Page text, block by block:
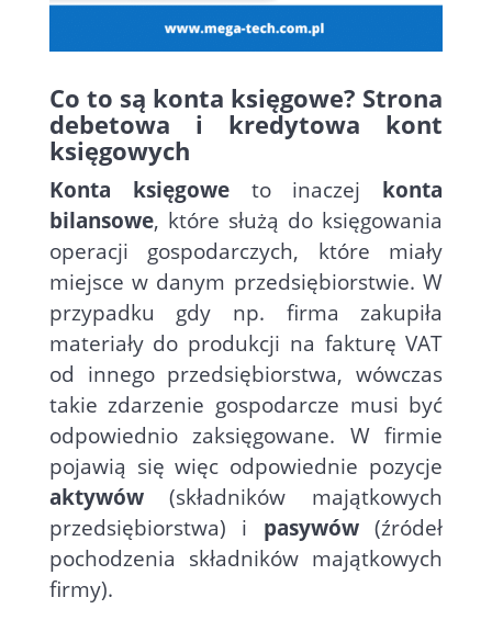
Co to są konta księgowe? Strona
debetowa i kredytowa kont
księgowych
Konta księgoweto inaczej konta
bilansowe, które służą do księgowania
operacji gospodarczych, które miały
miejsce w danym przedsiębiorstwie. W
przypadku gdy np. firma zakupiła
materiały do produkcji na fakturę VAT
od innego przedsiębiorstwa, wówczas
takie zdarzenie gospodarcze musi być
odpowiednio zaksięgowane. W firmie
pojawią się więc odpowiednie pozycje
aktywów(składników majątkowych
przedsiębiorstwa) i pasywów(źródeł
pochodzenia składników majątkowych
firmy).